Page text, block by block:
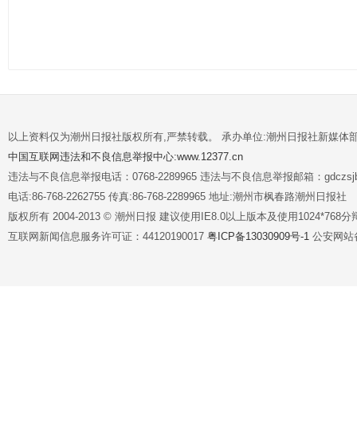
以上资料仅为潮州日报社版权所有,严禁转载。 承办单位:潮州日报社新媒体
中国互联网违法和不良信息举报中心:www.12377.cn
违法与不良信息举报电话：0768-2289965 违法与不良信息举报邮箱：
电话:86-768-2262755 传真:86-768-2289965 地址:潮州市枫春路潮州日报社
版权所有 2004-2013 © 潮州日报 建议使用IE8.0以上版本及使用1024*768分
互联网新闻信息服务许可证：44120190017 粤ICP备13030909号-1 公安网站